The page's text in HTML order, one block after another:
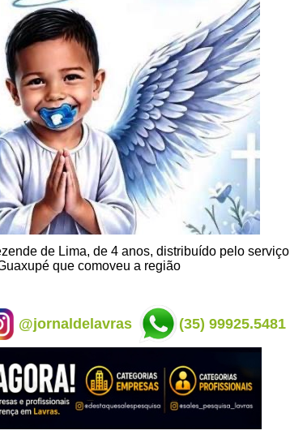
de Lima, de 4 anos, distribuído pelo serviço
que comoveu a região
@jornaldelavras (35) 99925.5481